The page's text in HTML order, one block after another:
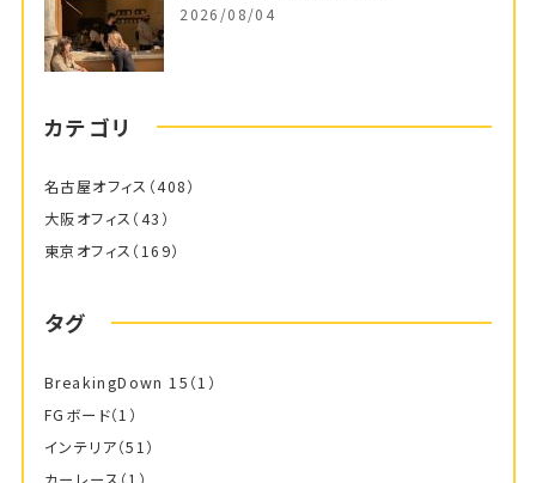
2026/08/04
カテゴリ
名古屋オフィス （408）
大阪オフィス （43）
東京オフィス （169）
タグ
BreakingDown 15 （1）
FGボード（1）
インテリア（51）